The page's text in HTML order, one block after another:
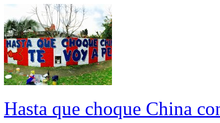
Hasta que choque China